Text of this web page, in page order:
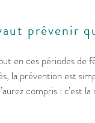
prévenir
en ces périodes de
la prévention est
compris : c’est